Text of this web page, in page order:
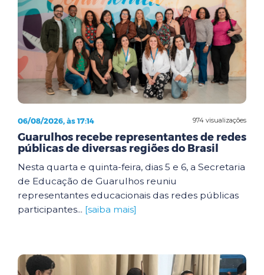
974 visualizações
06/08/2026, às 17:14
Guarulhos recebe representantes de redes
públicas de diversas regiões do Brasil
Nesta quarta e quinta-feira, dias 5 e 6, a Secretaria
de Educação de Guarulhos reuniu
representantes educacionais das redes públicas
participantes... [saiba mais]